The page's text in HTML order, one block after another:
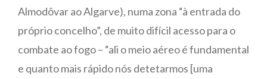
Almodôvar ao Algarve), numa zona “à entrada do
próprio concelho”, de muito difícil acesso para o
combate ao fogo – “ali o meio aéreo é fundamental
e quanto mais rápido nós detetarmos [uma